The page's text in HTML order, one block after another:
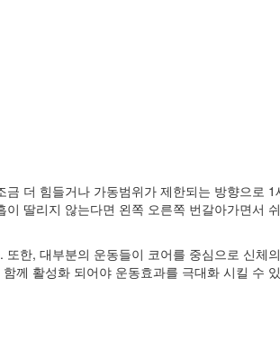
더 힘들거나 가동범위가 제한되는 방향으로
딸리지 않는다면 왼쪽 오른쪽 번갈아가면서
한, 대부분의 운동들이 코어를 중심으로 신체
께 활성화 되어야 운동효과를 극대화 시킬 수